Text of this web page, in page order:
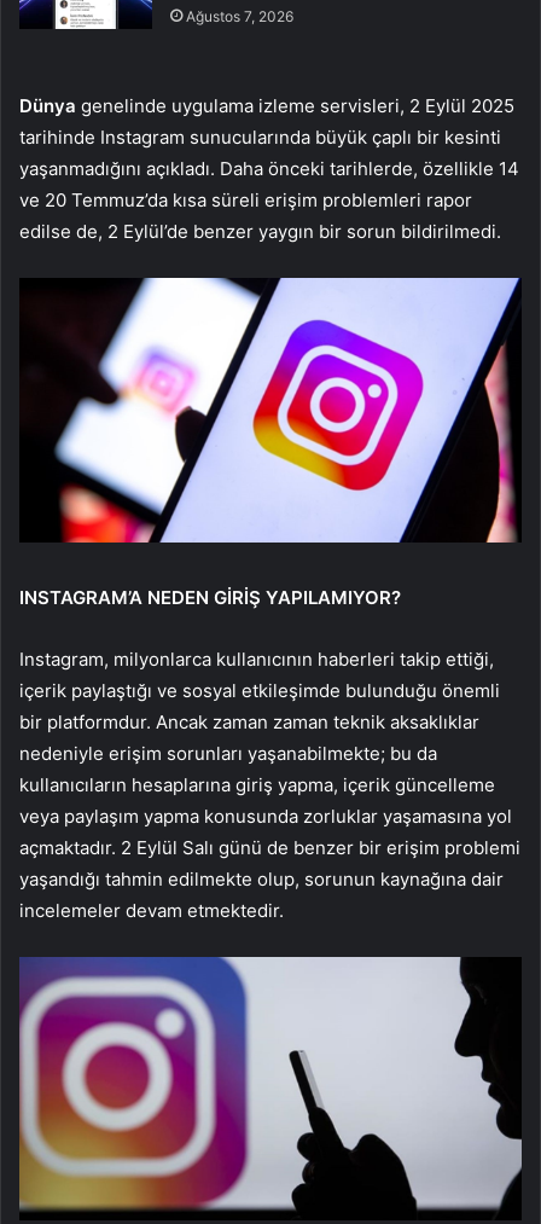
Ağustos 7, 2026
Dünya genelinde uygulama izleme servisleri, 2 Eylül 2025
tarihinde Instagram sunucularında büyük çaplı bir kesinti
yaşanmadığını açıkladı. Daha önceki tarihlerde, özellikle 14
ve 20 Temmuz’da kısa süreli erişim problemleri rapor
edilse de, 2 Eylül’de benzer yaygın bir sorun bildirilmedi.
INSTAGRAM’A NEDEN GİRİŞ YAPILAMIYOR?
Instagram, milyonlarca kullanıcının haberleri takip ettiği,
içerik paylaştığı ve sosyal etkileşimde bulunduğu önemli
bir platformdur. Ancak zaman zaman teknik aksaklıklar
nedeniyle erişim sorunları yaşanabilmekte; bu da
kullanıcıların hesaplarına giriş yapma, içerik güncelleme
veya paylaşım yapma konusunda zorluklar yaşamasına yol
açmaktadır. 2 Eylül Salı günü de benzer bir erişim problemi
yaşandığı tahmin edilmekte olup, sorunun kaynağına dair
incelemeler devam etmektedir.